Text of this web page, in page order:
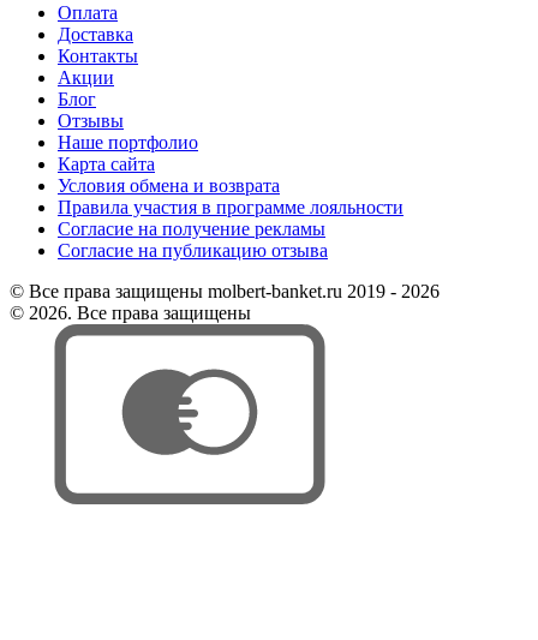
Оплата
Доставка
Контакты
Акции
Блог
Отзывы
Наше портфолио
Карта сайта
Условия обмена и возврата
Правила участия в программе лояльности
Согласие на получение рекламы
Согласие на публикацию отзыва
© Все права защищены molbert-banket.ru 2019 - 2026
© 2026. Все права защищены